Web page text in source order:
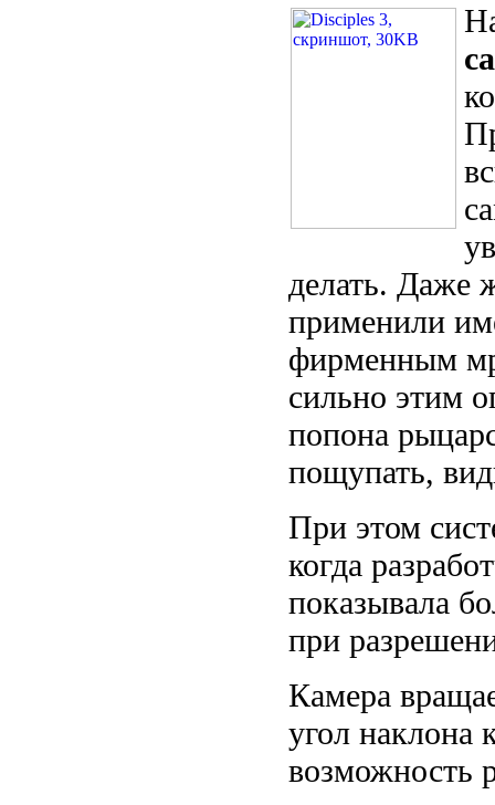
делать. Даже
применили
фирменным
сильно этим
попона
пощупать,
При этом
когда
показывала
при
Камера
угол наклона
возможность